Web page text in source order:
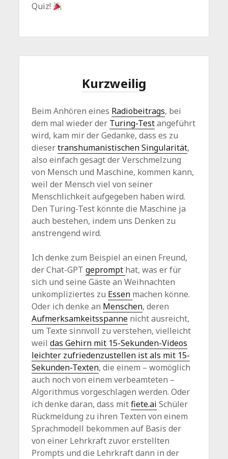
Quiz!
Kurzweilig
Beim Anhören eines Radiobeitrags, bei
dem mal wieder der Turing-Testangeführt
wird, kam mir der Gedanke, dass es zu
diesertranshumanistischen Singularität,
also einfach gesagt der Verschmelzung
von Mensch und Maschine, kommen kann,
weil der Mensch viel von seiner
Menschlichkeit aufgegeben haben wird.
Den Turing-Test könnte die Maschine ja
auch bestehen, indem uns Denken zu
anstrengend wird.
Ich denke zum Beispiel an einen Freund,
der Chat-GPTgeprompt hat, was er für
sich und seine Gäste an Weihnachten
unkompliziertes zu Essen machen könne.
Oder ich denke an Menschen, deren
Aufmerksamkeitsspanne nicht ausreicht,
um Texte sinnvoll zu verstehen, vielleicht
weildas Gehirn mit 15-Sekunden-Videos
leichter zufriedenzustellen ist als mit 15-
Sekunden-Texten, die einem – womöglich
auch noch von einem verbeamteten –
Algorithmus vorgeschlagen werden. Oder
ich denke daran, dass mitfiete.ai Schüler
Rückmeldung zu ihren Texten von einem
Sprachmodell bekommen auf Basis der
von einer Lehrkraft zuvor erstellten
Prompts und die Lehrkraft dann in der